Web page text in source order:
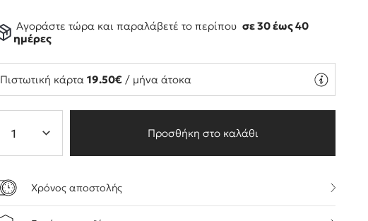
Αγοράστε τώρα και παραλάβετέ το περίπου σε 30 έως 40
ημέρες
Πιστωτική κάρτα19.50€ / μήνα άτοκα
Προσθήκη στο καλάθι
Χρόνος αποστολής